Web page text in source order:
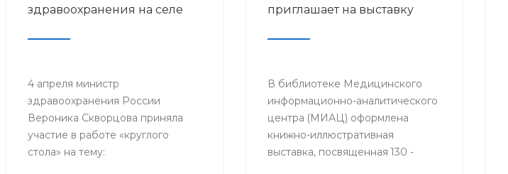
здравоохранения на селе
4 апреля министр
здравоохранения России
Вероника Скворцова приняла
участие в работе «круглого
стола» на тему:
приглашает на выставку
В библиотеке Медицинского
информационно-аналитического
центра (МИАЦ) оформлена
книжно-иллюстративная
выставка, посвященная 130 -